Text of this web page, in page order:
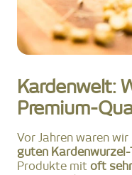
Kardenwelt:
Premium-
Vor Jahren waren
guten
Produkte mit oft